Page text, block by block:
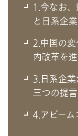
1.今なお
と日系企
2.中国の
内改革を
3.日系企
三つの提言
4.アビーム
1.今なお、
場と日系企